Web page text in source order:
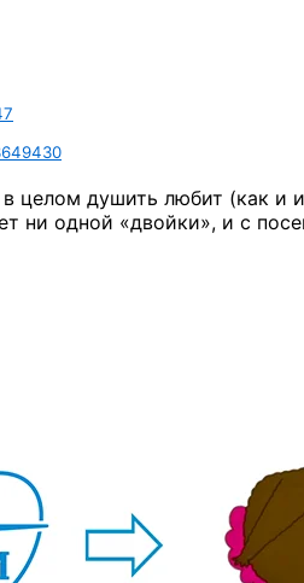
целом душить любит (как и
ни одной «двойки», и с